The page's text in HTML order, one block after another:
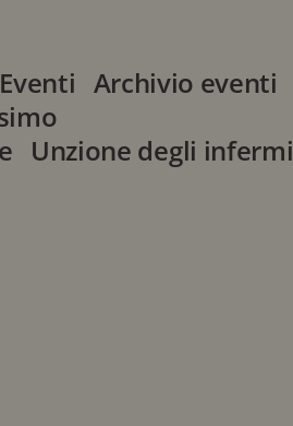
Eventi Archivio eventi
Unzione degli infermi